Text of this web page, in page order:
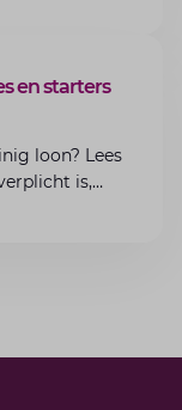
en starters
loon? Lees
is,